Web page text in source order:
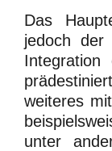
Das
jedoch der
weiteres
unter